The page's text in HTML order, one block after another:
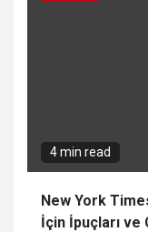
4 min read
New York
İçin İpuçları ve